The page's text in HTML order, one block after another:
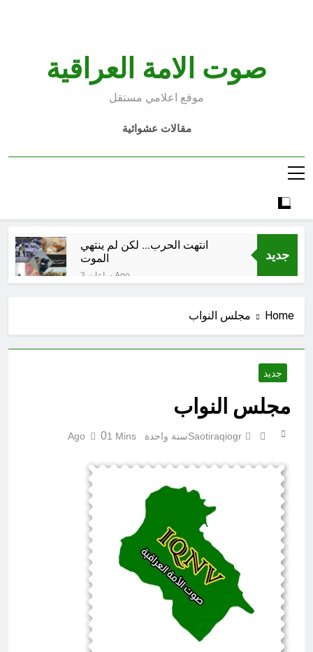
صوت الامة العراقية
موقع اعلامي مستقل
مقالات عشوائية
جديد
انتهت الحرب… لكن لم ينتهي
الموت
3 ساعات Ago
كتابات رد عن لماذا أخذ الحسين معه
النساء والأطفال الى كربلاء؟ (ح 5)
الجرح النرجسي وتضخم الذات
التعويضي
مشروع إنساني .. بدأ بكرتونة أدوية
اتفاق مكة.. لحظة إعادة تشكيل
للتوازنات الإقليمية
من حلف بغداد إلى الحلف السعودي
التركي الباكستاني- وفوائد انضمام
14 ساعة Ago
شعراء العراق الذين بقيت قبورهم في
المنافي.. ووصايا لم تُنفذ
Home مجلس النواب
جديد
مجلس النواب
Saotiraqiogrسنة واحدة Ago 01 Mins